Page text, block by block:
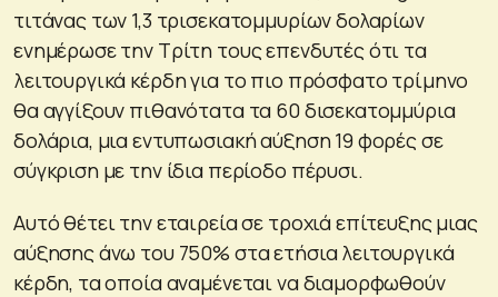
τιτάνας των 1,3 τρισεκατομμυρίων δολαρίων
ενημέρωσε την Τρίτη τους επενδυτές ότι τα
λειτουργικά κέρδη για το πιο πρόσφατο τρίμηνο
θα αγγίξουν πιθανότατα τα 60 δισεκατομμύρια
δολάρια, μια εντυπωσιακή αύξηση 19 φορές σε
σύγκριση με την ίδια περίοδο πέρυσι.
Αυτό θέτει την εταιρεία σε τροχιά επίτευξης μιας
αύξησης άνω του 750% στα ετήσια λειτουργικά
κέρδη, τα οποία αναμένεται να διαμορφωθούν